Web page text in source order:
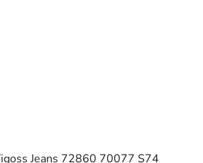
Jeans 72860 70077 S74